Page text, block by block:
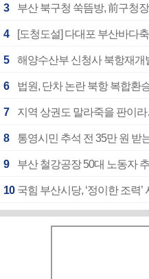
3 부산 북구청 쑥뜸방, 前구청
4 [도청도설] 다대포 부산바다축
5 해양수산부 신청사 북항재개
6 법원, 단차 논란 북항 복합환
7 지역 상권도 말라죽을 판이
8 통영시민 추석 전 35만 원 받
9 부산 철강공장 50대 노동자
10